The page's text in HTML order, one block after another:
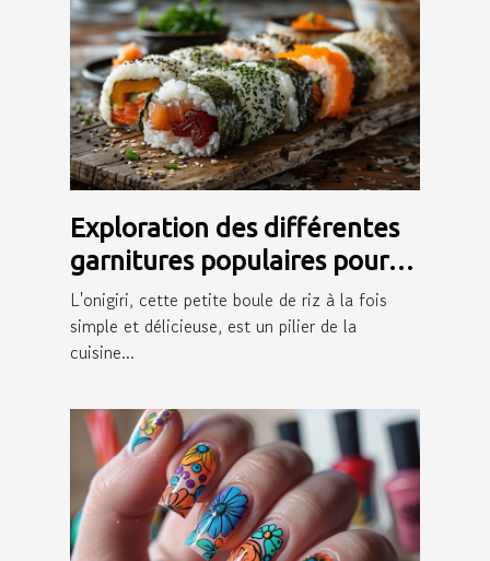
Exploration des différentes
garnitures populaires pour
onigiri
L'onigiri, cette petite boule de riz à la fois
simple et délicieuse, est un pilier de la
cuisine...